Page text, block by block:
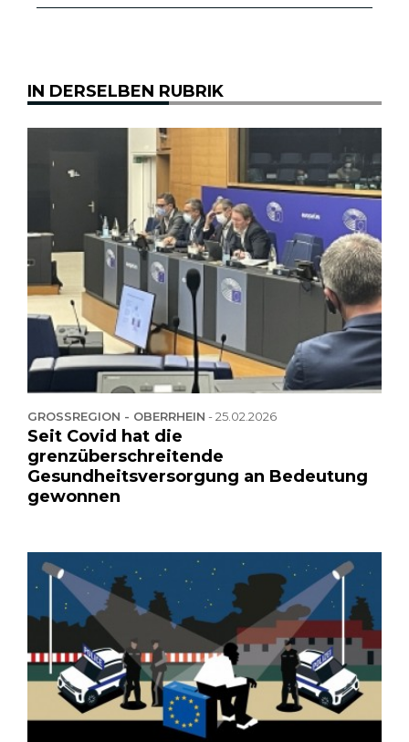
IN DERSELBEN RUBRIK
GROSSREGION - OBERRHEIN -25.02.2026
Seit Covid hat die
grenzüberschreitende
Gesundheitsversorgung an Bedeutung
gewonnen